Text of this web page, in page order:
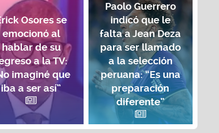
Osores se
emocionó al
hablar de su
a la TV:
imaginé que
iba a ser así”
Paolo Guerrero
indicó que le
falta a Jean Deza
para ser llamado
a la selección
peruana: “Es una
preparación
diferente”